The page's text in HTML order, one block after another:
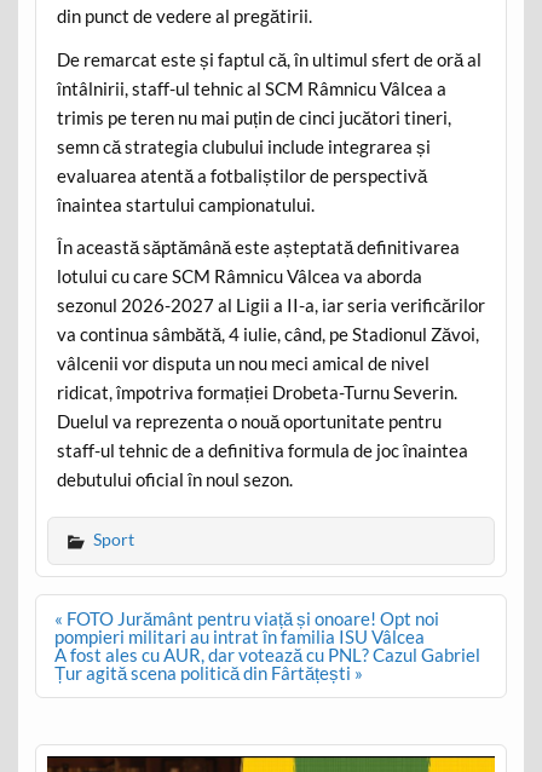
din punct de vedere al pregătirii.
De remarcat este și faptul că, în ultimul sfert de oră al
întâlnirii, staff-ul tehnic al SCM Râmnicu Vâlcea a
trimis pe teren nu mai puțin de cinci jucători tineri,
semn că strategia clubului include integrarea și
evaluarea atentă a fotbaliștilor de perspectivă
înaintea startului campionatului.
În această săptămână este așteptată definitivarea
lotului cu care SCM Râmnicu Vâlcea va aborda
sezonul 2026-2027 al Ligii a II-a, iar seria verificărilor
va continua sâmbătă, 4 iulie, când, pe Stadionul Zăvoi,
vâlcenii vor disputa un nou meci amical de nivel
ridicat, împotriva formației Drobeta-Turnu Severin.
Duelul va reprezenta o nouă oportunitate pentru
staff-ul tehnic de a definitiva formula de joc înaintea
debutului oficial în noul sezon.
Sport
Post
navigation
« FOTO Jurământ pentru viață și onoare! Opt noi
pompieri militari au intrat în familia ISU Vâlcea
A fost ales cu AUR, dar votează cu PNL? Cazul Gabriel
Țur agită scena politică din Fârtățești »